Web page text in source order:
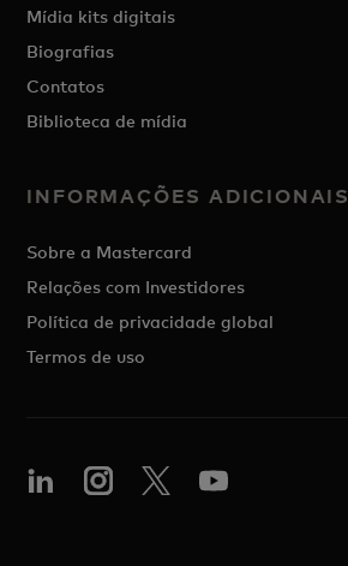
Mídia kits digitais
Biografias
Contatos
Biblioteca de mídia
INFORMAÇÕES ADICIONAIS
Sobre a Mastercard
Relações com Investidores
Política de privacidade global
Termos de uso